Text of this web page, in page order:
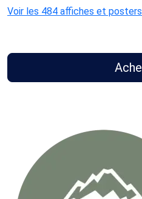
Voir les 484 affiches et